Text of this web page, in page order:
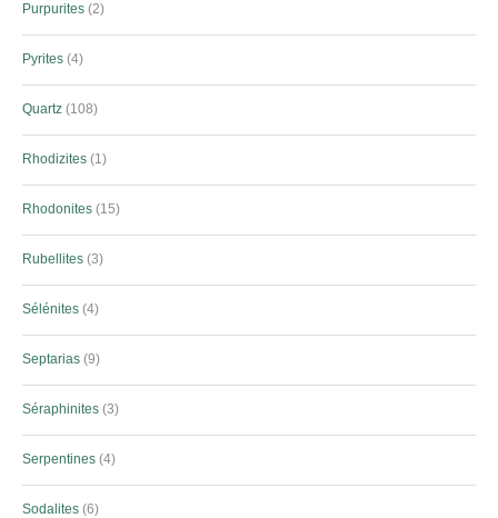
Purpurites 2
Pyrites 4
Quartz 108
Rhodizites 1
Rhodonites 15
Rubellites 3
Sélénites 4
Septarias 9
Séraphinites 3
Serpentines 4
Sodalites 6